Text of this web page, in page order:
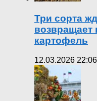
Три сорта
возвращает
картофель
12.03.2026 22:06